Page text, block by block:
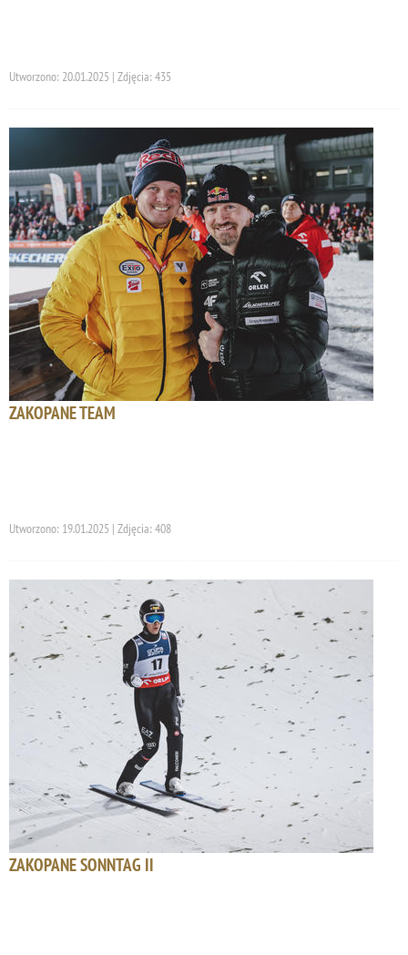
Utworzono: 20.01.2025 | Zdjęcia: 435
ZAKOPANE TEAM
Utworzono: 19.01.2025 | Zdjęcia: 408
ZAKOPANE SONNTAG II